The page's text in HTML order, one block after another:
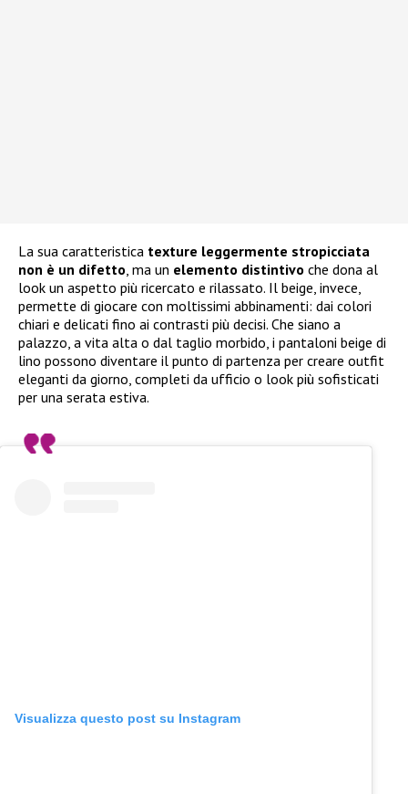
La sua caratteristica texture leggermente stropicciata
non è un difetto , ma un elemento distintivo che dona al
look un aspetto più ricercato e rilassato. Il beige, invece,
permette di giocare con moltissimi abbinamenti: dai colori
chiari e delicati fino ai contrasti più decisi. Che siano a
palazzo, a vita alta o dal taglio morbido, i pantaloni beige di
lino possono diventare il punto di partenza per creare outfit
eleganti da giorno, completi da ufficio o look più sofisticati
per una serata estiva.
Visualizza questo post su Instagram